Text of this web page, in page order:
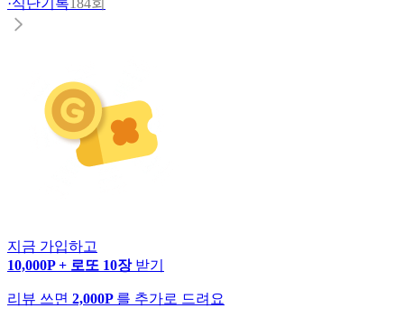
지금 가입하고
10,000P + 로또 10장 받기
리뷰 쓰면 2,000P 를 추가로 드려요